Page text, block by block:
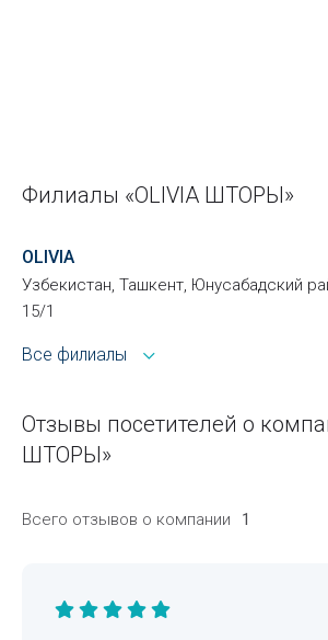
Филиалы «OLIVIA ШТОРЫ»
OLIVIA
Узбекистан, Ташкент, Юнусабадский
15/1
Все филиалы
Отзывы посетителей о
ШТОРЫ»
Всего отзывов о компании 1